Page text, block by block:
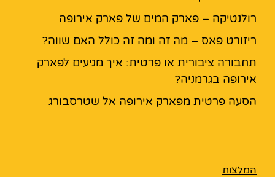
רולנטיקה – פארק המים של פארק אירופה
ריזורט פאס – מה זה ומה זה כולל האם שווה?
תחבורה ציבורית או פרטית: איך מגיעים לפארק
אירופה בגרמניה?
הסעה פרטית מפארק אירופה אל שטרסבורג
המלצות